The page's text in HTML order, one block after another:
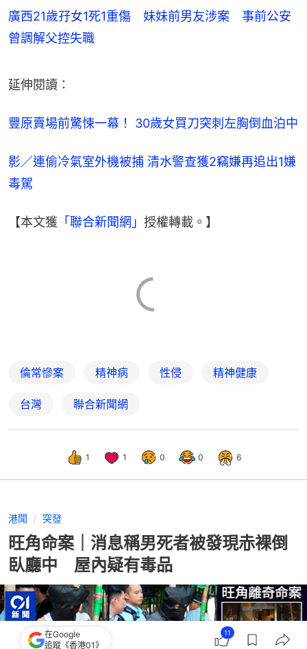
廣西21歲孖女1死1重傷 妹妹前男友涉案 事前公安
曾調解父控失職
延伸閱讀：
豐原賣場前驚悚一幕！ 30歲女買刀突刺左胸倒血泊中
影／連偷冷氣室外機被捕 清水警查獲2竊嫌再追出1嫌
毒駕
【本文獲 「聯合新聞網」 授權轉載。】
倫常慘案 精神病 性侵 精神健康
台灣 聯合新聞網
1 1 0 0 6
港聞 突發
旺角命案｜消息稱男死者被發現赤裸倒
臥廳中 屋內疑有毒品
在Google
追蹤《香港01》
11